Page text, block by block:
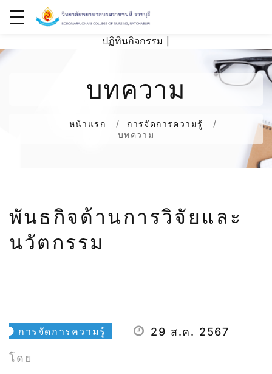
ปฏิทินกิจกรรม
บทความ
หน้าแรก
การจัดการความรู้
บทความ
พันธกิจด้านการวิจัยและ
นวัตกรรม
การจัดการความรู้ 29 ส.ค. 2567
โดย